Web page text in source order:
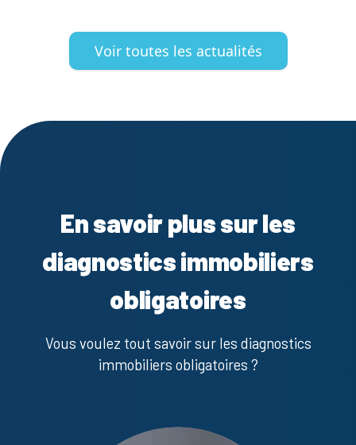
Voir toutes les actualités
En savoir plus sur les
diagnostics immobiliers
obligatoires
Vous voulez tout savoir sur les diagnostics
immobiliers obligatoires ?